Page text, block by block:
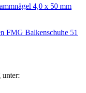
4,0 x 50 mm
FMG Balkenschuhe 51
unter: